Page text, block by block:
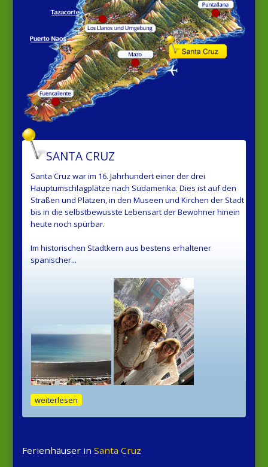
SANTA CRUZ
Santa Cruz war im 16. Jahrhundert einer der drei
Hauptumschlagplätze nach Südamerika. Dies ist auf den
Straßen und Plätzen, in den Museen und Kirchen der Stadt
bis in die selbstbewusste Lebensart der Bewohner hinein
heute noch spürbar.
Im historischen Stadtkern aus bestens erhaltener
spanischer...
weiterlesen
Ferienhäuser inSanta Cruz